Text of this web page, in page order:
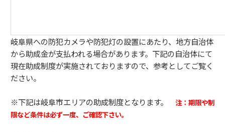
岐阜県への防犯カメラや防犯灯の設置にあたり、地方自治体
から助成金が支払われる場合があります。下記の自治体にて
現在助成制度が実施されておりますので、参考としてご覧く
ださい。
※下記は岐阜市エリアの助成制度となります。 注：期限や制
限など条件は必ず一度、ご確認下さい。